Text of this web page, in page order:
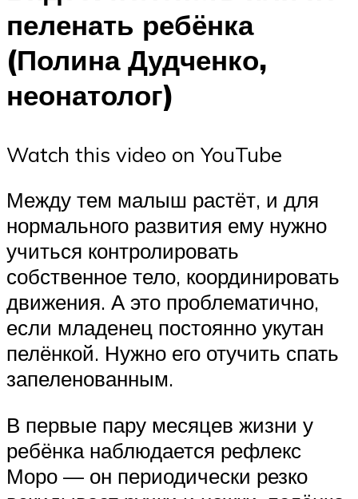
пеленать ребёнка
(Полина Дудченко,
неонатолог)
Watch this video on YouTube
Между тем малыш растёт, и для
нормального развития ему нужно
учиться контролировать
собственное тело, координировать
движения. А это проблематично,
если младенец постоянно укутан
пелёнкой. Нужно его отучить спать
запеленованным.
В первые пару месяцев жизни у
ребёнка наблюдается рефлекс
Моро — он периодически резко